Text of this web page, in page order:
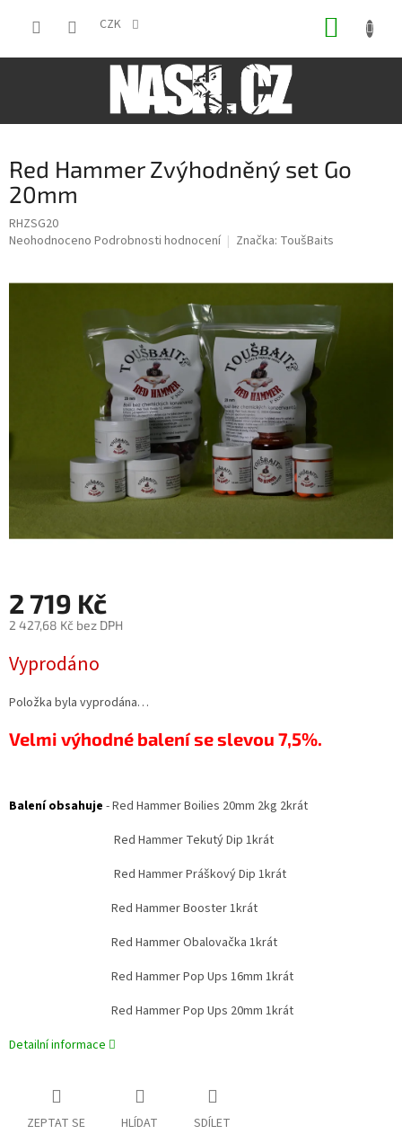
CZK
Red Hammer Zvýhodněný set Go
20mm
RHZSG20
Průměrné
Neohodnoceno Podrobnosti hodnocení Značka: ToušBaits
2 719 Kč
2 427,68 Kč bez DPH
cena:
Vyprodáno
Položka byla vyprodána…
Velmi výhodné balení se slevou 7,5%.
Balení obsahuje - Red Hammer Boilies 20mm 2kg 2krát
Red Hammer Tekutý Dip 1krát
Red Hammer Práškový Dip 1krát
Red Hammer Booster 1krát
Red Hammer Obalovačka 1krát
Red Hammer Pop Ups 16mm 1krát
Red Hammer Pop Ups 20mm 1krát
Detailní informace
ZEPTAT SE HLÍDAT SDÍLET